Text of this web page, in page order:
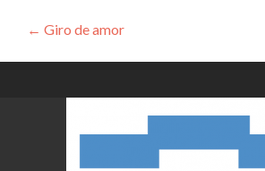
Navegación
de
entradas
← Giro de amor